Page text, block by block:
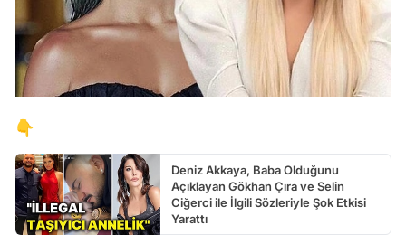
👇
Deniz Akkaya, Baba Olduğunu
Açıklayan Gökhan Çıra ve Selin
Ciğerci ile İlgili Sözleriyle Şok Etkisi
Yarattı